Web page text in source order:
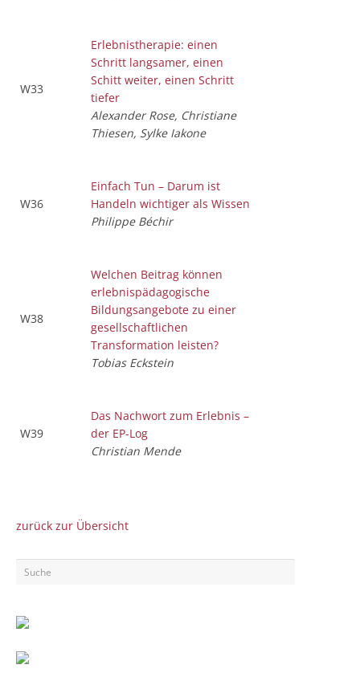
W33
Erlebnistherapie: einen
Schritt langsamer, einen
Schitt weiter, einen Schritt
tiefer
Alexander Rose, Christiane
Thiesen, Sylke Iakone
W36
Einfach Tun – Darum ist
Handeln wichtiger als Wissen
Philippe Béchir
W38
Welchen Beitrag können
erlebnispädagogische
Bildungsangebote zu einer
gesellschaftlichen
Transformation leisten?
Tobias Eckstein
W39
Das Nachwort zum Erlebnis –
der EP-Log
Christian Mende
zurück zur Übersicht